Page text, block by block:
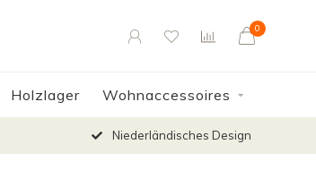
0
Holzlager Wohnaccessoires
Niederländisches Design